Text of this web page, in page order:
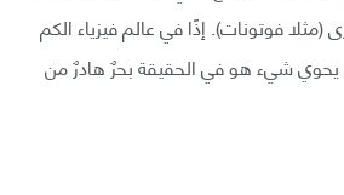
فوتونات). إذًا في عالم فيزياء الكم
يحوي شيء هو في الحقيقة بحرٌ هادرٌ من